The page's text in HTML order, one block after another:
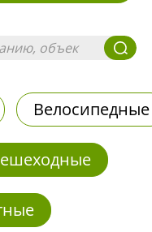
Велосипедные